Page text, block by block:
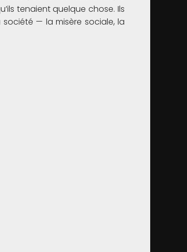
tenaient quelque chose. Ils
— la misère sociale, la